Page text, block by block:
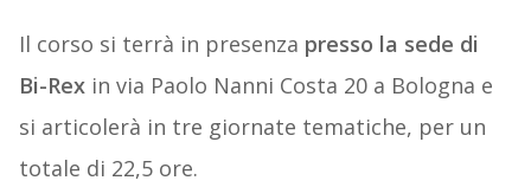
Il corso si terrà in presenza presso la sede di
Bi-Rexin via Paolo Nanni Costa 20 a Bologna e
si articolerà in tre giornate tematiche, per un
totale di 22,5 ore.